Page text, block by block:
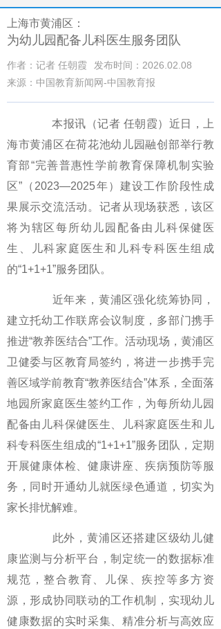
上海市黄浦区：
为幼儿园配备儿科医生服务团队
作者：记者 任朝霞
发布时间：2026.02.08
来源：中国教育新闻网-中国教育报
本报讯（记者 任朝霞）近日，上
海市黄浦区在荷花池幼儿园融创部举行教
育部“完善普惠性学前教育保障机制实验
区”（2023—2025年）建设工作阶段性成
果展示交流活动。记者从现场获悉，该区
将为辖区每所幼儿园配备由儿科保健医
生、儿科家庭医生和儿科专科医生组成
的“1+1+1”服务团队。
近年来，黄浦区强化统筹协同，
建立托幼工作联席会议制度，多部门携手
推进“教养医结合”工作。活动现场，黄浦区
卫健委与区教育局签约，将进一步携手完
善区域学前教育“教养医结合”体系，全面落
地园所家庭医生签约工作，为每所幼儿园
配备由儿科保健医生、儿科家庭医生和儿
科专科医生组成的“1+1+1”服务团队，定期
开展健康体检、健康讲座、疾病预防等服
务，同时开通幼儿就医绿色通道，切实为
家长排忧解难。
此外，黄浦区还搭建区级幼儿健
康监测与分析平台，制定统一的数据标准
规范，整合教育、儿保、疾控等多方资
源，形成协同联动的工作机制，实现幼儿
健康数据的实时采集、精准分析与高效应